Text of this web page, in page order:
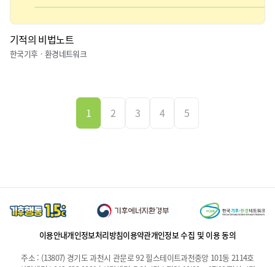
기적의 비법노트
한국기후ㆍ환경네트워크
1 2 3 4 5
이용안내개인정보처리방침이용약관개인정보 수집 및 이용 동의
주소 : (13807) 경기도 과천시 관문로 92 힐스테이트과천중앙 101동 2114호